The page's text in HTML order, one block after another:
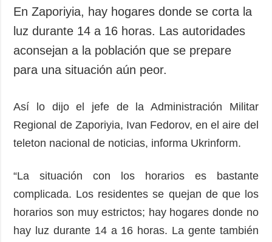
En Zaporiyia, hay hogares donde se corta la
luz durante 14 a 16 horas. Las autoridades
aconsejan a la población que se prepare
para una situación aún peor.
Así lo dijo el jefe de la Administración Militar
Regional de Zaporiyia, Ivan Fedorov, en el aire del
teleton nacional de noticias, informa Ukrinform.
“La situación con los horarios es bastante
complicada. Los residentes se quejan de que los
horarios son muy estrictos; hay hogares donde no
hay luz durante 14 a 16 horas. La gente también